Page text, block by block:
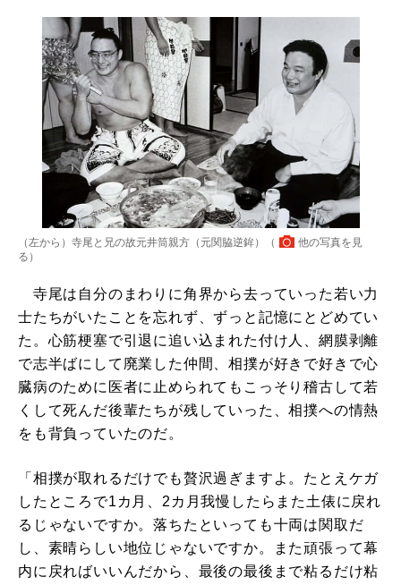
（左から）寺尾と兄の故元井筒親方（元関脇逆鉾）（
他の写真を見
る ）
寺尾は自分のまわりに角界から去っていった若い力
士たちがいたことを忘れず、ずっと記憶にとどめてい
た。心筋梗塞で引退に追い込まれた付け人、網膜剥離
で志半ばにして廃業した仲間、相撲が好きで好きで心
臓病のために医者に止められてもこっそり稽古して若
くして死んだ後輩たちが残していった、相撲への情熱
をも背負っていたのだ。
「相撲が取れるだけでも贅沢過ぎますよ。たとえケガ
したところで1カ月、2カ月我慢したらまた土俵に戻れ
るじゃないですか。落ちたといっても十両は関取だ
し、素晴らしい地位じゃないですか。また頑張って幕
内に戻ればいいんだから、最後の最後まで粘るだけ粘